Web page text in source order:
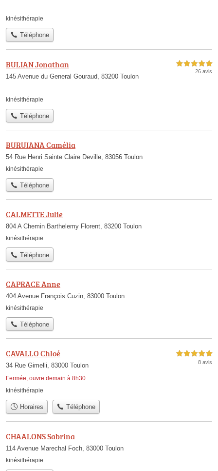
kinésithérapie
Téléphone
BULIAN Jonathan
145 Avenue du General Gouraud, 83200 Toulon
5,0 étoiles sur 5
26 avis
kinésithérapie
Téléphone
BURUIANA Camélia
54 Rue Henri Sainte Claire Deville, 83056 Toulon
kinésithérapie
Téléphone
CALMETTE Julie
804 A Chemin Barthelemy Florent, 83200 Toulon
kinésithérapie
Téléphone
CAPRACE Anne
404 Avenue François Cuzin, 83000 Toulon
kinésithérapie
Téléphone
CAVALLO Chloé
34 Rue Gimelli, 83000 Toulon
Fermée, ouvre demain à 8h30
5,0 étoiles sur 5
8 avis
kinésithérapie
Horaires Téléphone
CHAALONS Sabrina
114 Avenue Marechal Foch, 83000 Toulon
kinésithérapie